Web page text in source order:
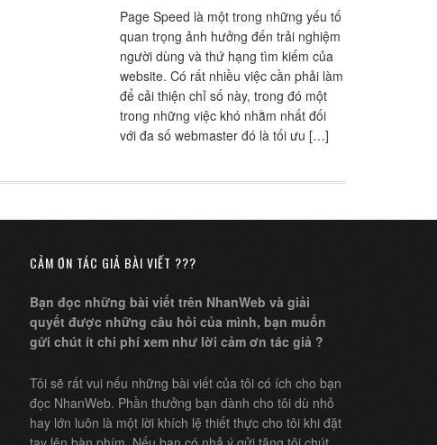
Page Speed là một trong những yếu tố
quan trọng ảnh hưởng đến trải nghiệm
người dùng và thứ hạng tìm kiếm của
website. Có rất nhiều việc cần phải làm
để cải thiện chỉ số này, trong đó một
trong những việc khó nhằm nhất đối
với đa số webmaster đó là tối ưu […]
CẢM ƠN TÁC GIẢ BÀI VIẾT ???
Bạn đọc những bài viết trên NhanWeb và giải
quyết được những câu hỏi của mình, bạn muốn
gửi chút ít chi phí xem như lời cảm ơn tác giả ?
Tôi sẽ rất vui nếu những bài viết của tôi có ích cho bạn
đọc NhanWeb. Phần thưởng bạn dành cho tôi dù nhỏ
hay lớn luôn là một lời khích lệ thiết thực cho tôi khi đặt